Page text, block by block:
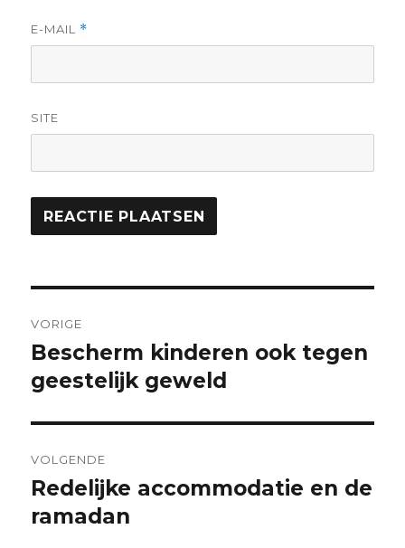
E-MAIL *
SITE
navigatie
VORIGE
Vorig
bericht:
Bescherm kinderen ook tegen
geestelijk geweld
VOLGENDE
Volgend
bericht:
Redelijke accommodatie en de
ramadan